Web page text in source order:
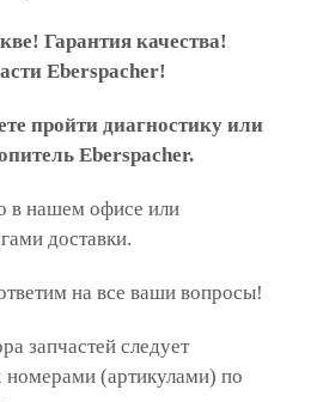
Гарантия качества!
Eberspacher!
пройти диагностику или
Eberspacher.
в нашем офисе или
доставки.
на все ваши вопросы!
запчастей следует
номерами (артикулами) по